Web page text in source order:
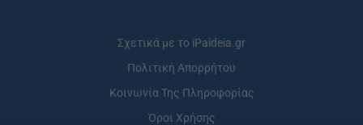
Σχετικά με το iPaideia.gr
Πολιτική Απορρήτου
Κοινωνία Της Πληροφορίας
Όροι Χρήσης